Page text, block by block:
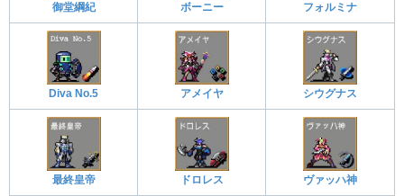
御堂綱紀 ボーニー フォルミナ
Diva No.5 アメイヤ シウグナス
最終皇帝 ドロレス ヴァッハ神